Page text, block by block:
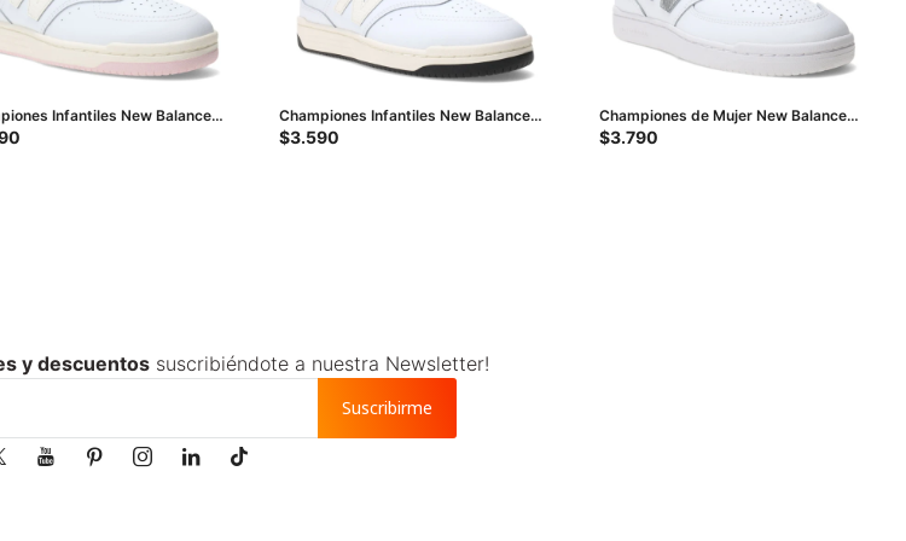
Infantiles New Balance
Junior - Blanco - Natural -
Championes Infantiles New Balance
Lifestyle Junior - Blanco - Nude -
$3.590
Championes de Mujer New Balance
Court - Blanco - Plata
$3.790
y descuentossuscribiéndote a nuestra Newsletter!
Suscribirme
    